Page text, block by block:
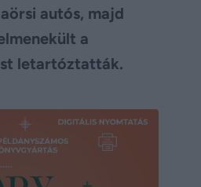
autós, majd
a
letartóztatták.